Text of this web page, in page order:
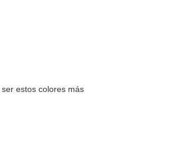
estos colores más